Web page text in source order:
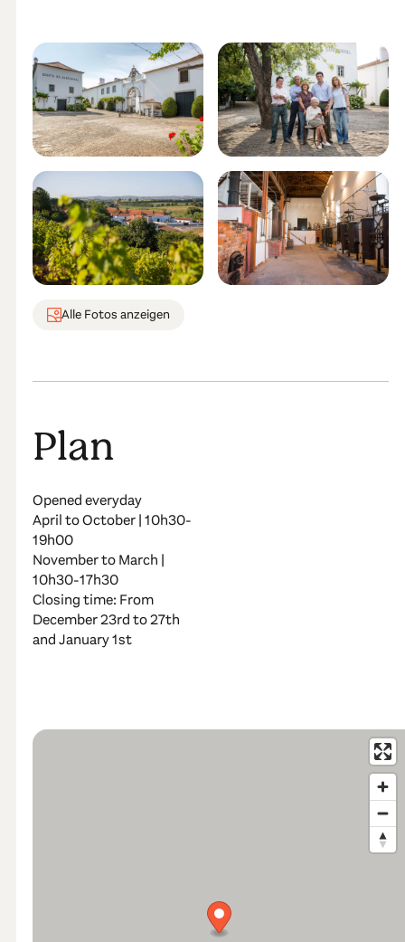
Alle Fotos anzeigen
Plan
Opened everyday
April to October | 10h30-
19h00
November to March |
10h30-17h30
Closing time: From
December 23rd to 27th
and January 1st